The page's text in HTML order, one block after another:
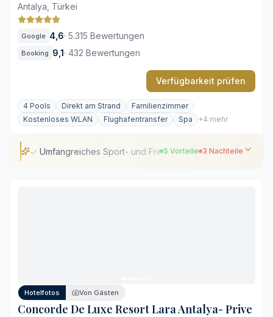
Antalya, Türkei
Google 4,6· 5.315 Bewertungen
Booking 9,1· 432 Bewertungen
Verfügbarkeit prüfen
4 Pools Direkt am Strand
Familienzimmer
Kostenloses WLAN
Flughafentransfer Spa +4 mehr
Umfangreiches Sport- und Freizeitangebot
5 Vorteile 3 Nachteile
Zusatzkosten bei Spezialangeboten
Schwankende Serviceintensität bei Vollauslastung
Hotelfotos Von Gästen
Concorde De Luxe Resort Lara Antalya- Prive